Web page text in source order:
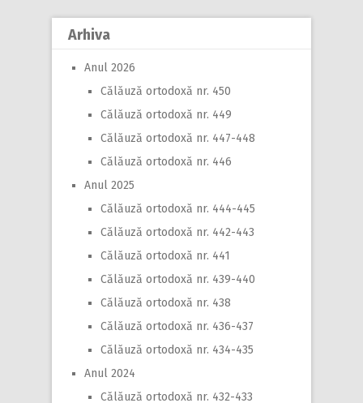
Arhiva
Anul 2026
Călăuză ortodoxă nr. 450
Călăuză ortodoxă nr. 449
Călăuză ortodoxă nr. 447-448
Călăuză ortodoxă nr. 446
Anul 2025
Călăuză ortodoxă nr. 444-445
Călăuză ortodoxă nr. 442-443
Călăuză ortodoxă nr. 441
Călăuză ortodoxă nr. 439-440
Călăuză ortodoxă nr. 438
Călăuză ortodoxă nr. 436-437
Călăuză ortodoxă nr. 434-435
Anul 2024
Călăuză ortodoxă nr. 432-433